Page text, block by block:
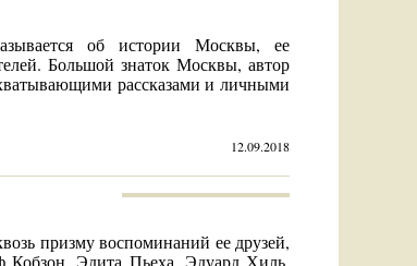
об истории Москвы, ее
Большой знаток Москвы, автор
рассказами и личными
12.09.2018
призму воспоминаний ее друзей,
Кобзон, Эдита Пьеха, Эдуард Хиль,